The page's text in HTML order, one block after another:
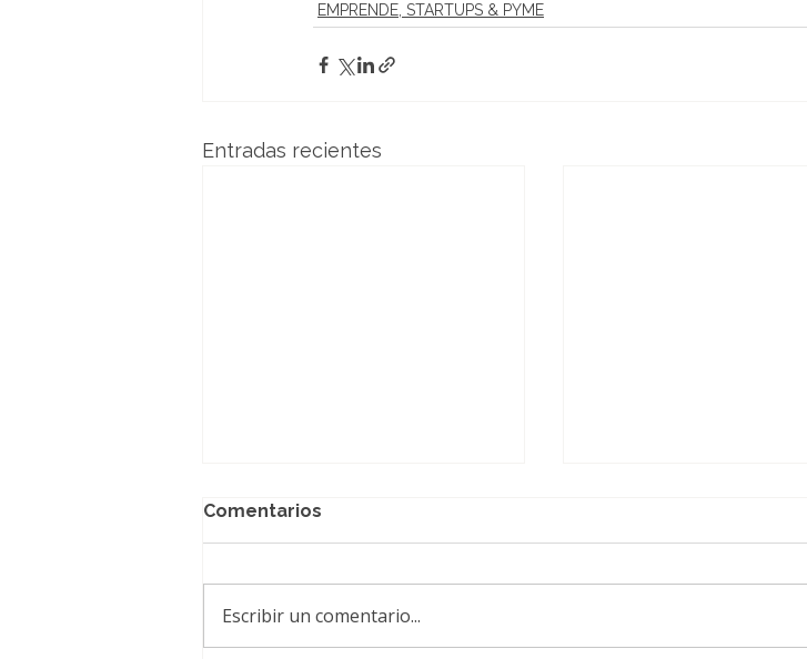
EMPRENDE, STARTUPS & PYME
Entradas recientes
Comentarios
Escribir un comentario...